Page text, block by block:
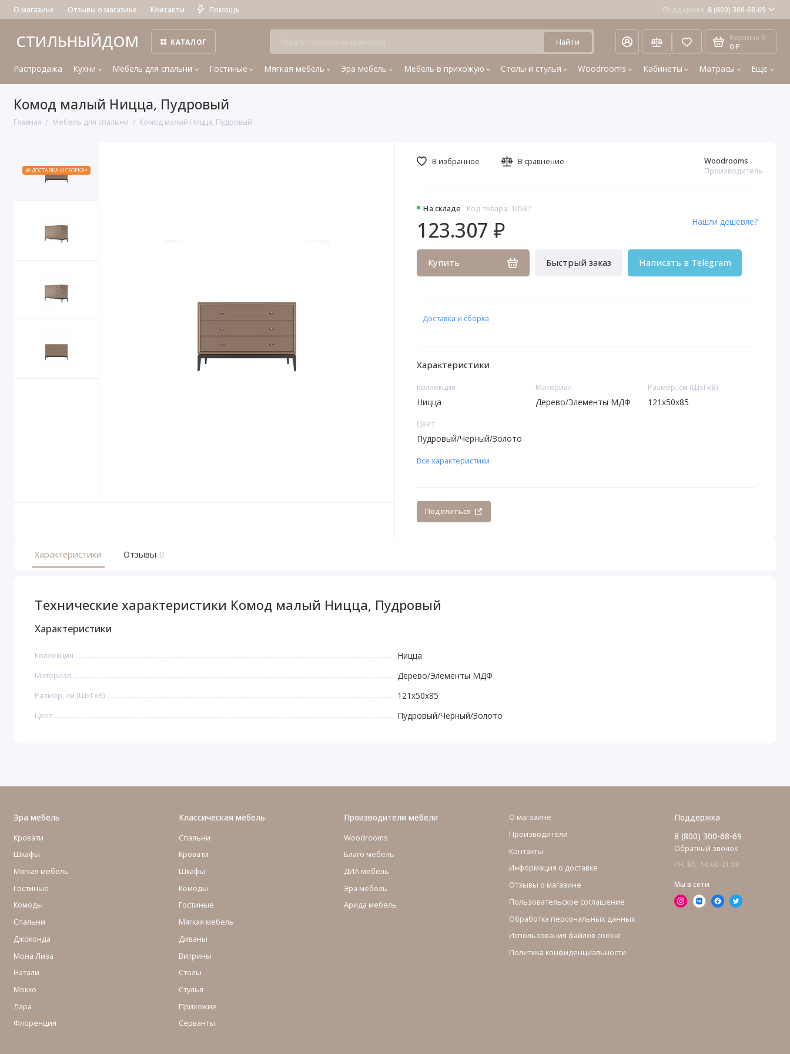
О магазине Отзывы о магазине Контакты Помощь Поддержка 8 (800) 300-68-69
СТИЛЬНЫЙДОМ КАТАЛОГ Найти Корзина 0
0 ₽
Распродажа Кухни Мебель для спальни Гостиные Мягкая мебель Эра мебель Мебель в прихожую Столы и стулья Woodrooms Кабинеты Матрасы Еще
Комод малый Ницца, Пудровый
Главная Мебель для спальни Комод малый Ницца, Пудровый
🎁 ДОСТАВКА И СБОРКА*
На складе Код товара: 10587
Woodrooms
Производитель
123.307 ₽
Купить Быстрый заказ Написать в Telegram
Нашли дешевле?
В избранное В сравнение
Доставка и сборка
Характеристики
Коллекция
Ницца
Материал
Дерево/Элементы МДФ
Размер, см (ШхГхВ)
121x50x85
Цвет
Пудровый/Черный/Золото
Все характеристики
Поделиться
Характеристики Отзывы 0
Технические характеристики Комод малый Ницца, Пудровый
Характеристики
Коллекция Ницца
Материал Дерево/Элементы МДФ
Размер, см (ШхГхВ) 121x50x85
Цвет Пудровый/Черный/Золото
Эра мебель
Кровати
Шкафы
Мягкая мебель
Гостиные
Комоды
Cпальни
Джоконда
Мона Лиза
Натали
Мокко
Лара
Флоренция
Классическая мебель
Спальни
Кровати
Шкафы
Комоды
Гостиные
Мягкая мебель
Диваны
Витрины
Столы
Стулья
Прихожие
Серванты
Производители мебели
Woodrooms
Благо мебель
ДИА мебель
Эра мебель
Арида мебель
О магазине
Производители
Контакты
Информация о доставке
Отзывы о магазине
Пользовательское соглашение
Обработка персональных данных
Использования файлов cookie
Политика конфиденциальности
Поддержка
8 (800) 300-68-69
Обратный звонок
ПН.-ВС. 10:00-21:00
Мы в сети